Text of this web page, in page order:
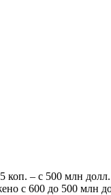
коп. – с 500 млн
с 600 до 500 млн